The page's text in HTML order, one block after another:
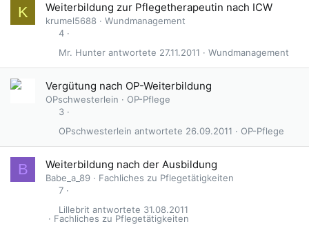
K Weiterbildung zur Pflegetherapeutin nach ICW
krumel5688
Wundmanagement
4
Wundmanagement
27.11.2011
Mr. Hunter
Vergütung nach OP-Weiterbildung
OPschwesterlein
OP-Pflege
3
OP-Pflege
26.09.2011
OPschwesterlein
B Weiterbildung nach der Ausbildung
Babe_a_89
Fachliches zu Pflegetätigkeiten
7
Fachliches zu Pflegetätigkeiten
31.08.2011
Lillebrit